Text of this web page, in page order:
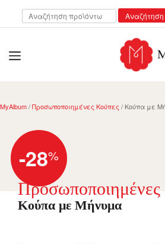
Αναζήτηση
για:
Αναζήτηση
open
MyAlbum/Προσωποποιημένες Κούπες / Κούπα με
-28%
Κούπα με Μήνυμα